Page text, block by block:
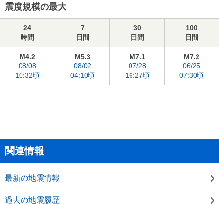
震度規模の最大
24
時間
7
日間
30
日間
100
日間
M4.2
08/08
10:32頃
M5.3
08/02
04:10頃
M7.1
07/28
16:27頃
M7.2
06/25
07:30頃
関連情報
最新の地震情報
過去の地震履歴